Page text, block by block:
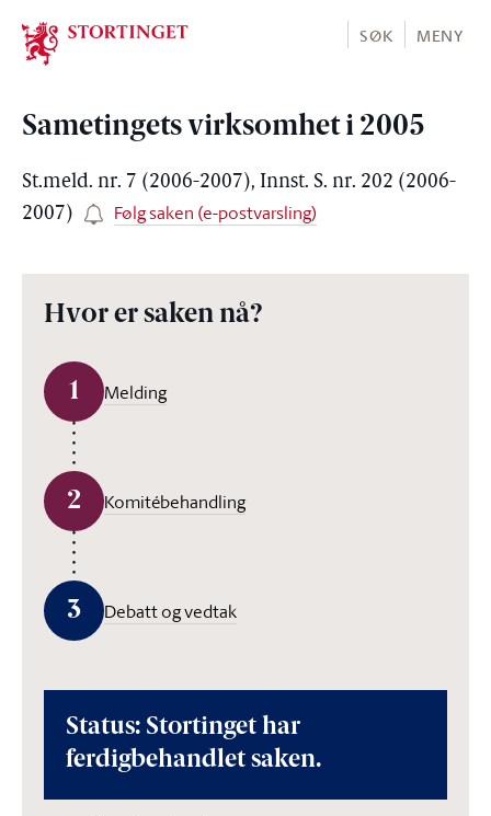
Stortinget.no
SØK MENY
Sametingets virksomhet i 2005
St.meld. nr. 7 (2006-2007), Innst. S. nr. 202 (2006-
2007)
Følg saken (e-postvarsling)
Hvor er saken nå?
1 Melding
2 Komitébehandling
3 Debatt og vedtak
Status: Stortinget har
ferdigbehandlet saken.